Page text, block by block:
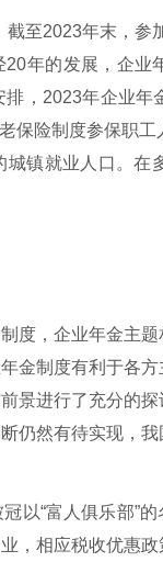
至2023年末，参
20年的发展，企业
，2023年企业
保险制度参保职工
城镇就业人口 。在
度，企业年金主
金制度有利于各
景进行了充分的
仍然有待实现，
冠以“富人俱乐部”
，相应税收优惠